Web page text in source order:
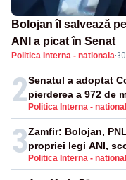
Bolojan îl salvează
ANI a picat în Senat
Politica Interna - nationala·
2 Politica Interna -
Senatul a adoptat
pierderea a 972 de
3 Politica Interna -
Zamfir: Bolojan,
propriei legi ANI,